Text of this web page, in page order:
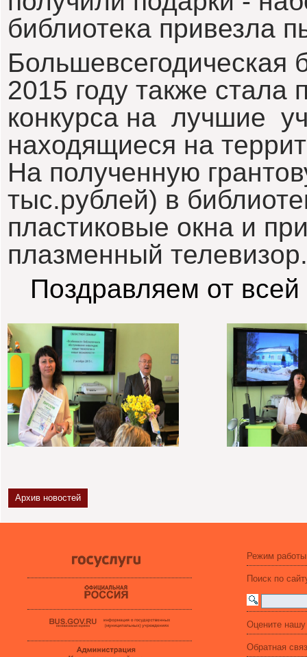
библиотека привезла
2015 году также стала
конкурса на лучшие
находящиеся на
На полученную
тыс.рублей) в
пластиковые окна и
плазменный телевизор.
Поздравляем от
Архив новостей
Режим работы
Поиск по
Оцените нашу
Обратная